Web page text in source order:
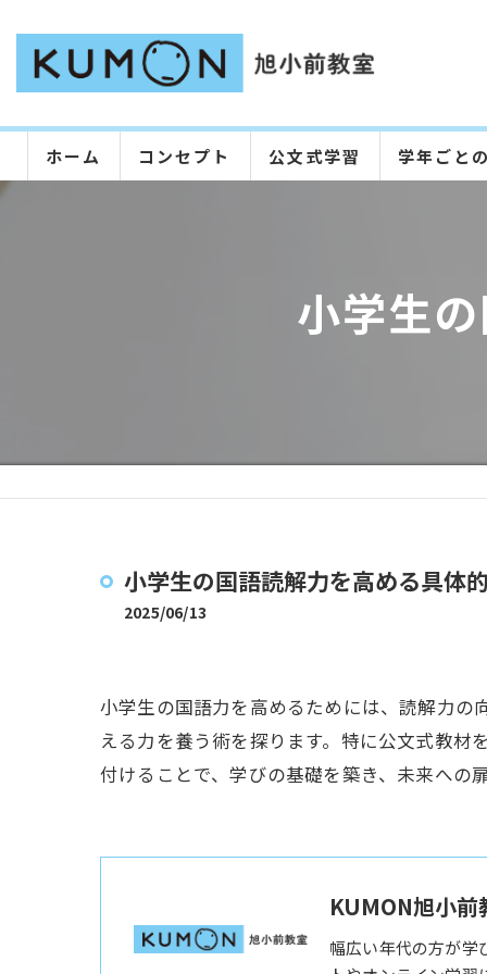
ホーム コンセプト 公文式学習 学年ごと
小学生
小学生の国語読解力を高める具体
2025/06/13
小学生の国語力を高めるためには、読解力の
える力を養う術を探ります。特に公文式教材
付けることで、学びの基礎を築き、未来への
KUMON旭小前
幅広い年代の方が学